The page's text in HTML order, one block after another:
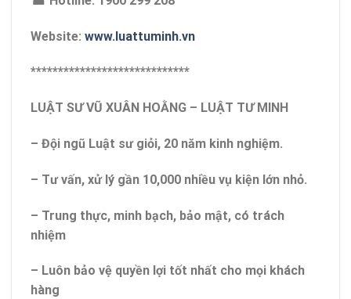
Website: www.luattuminh.vn
*****************************
LUẬT SƯ VŨ XUÂN HOẰNG – LUẬT TƯ MINH
– Đội ngũ Luật sư giỏi, 20 năm kinh nghiệm.
– Tư vấn, xử lý gần 10,000 nhiều vụ kiện lớn nhỏ.
– Trung thực, minh bạch, bảo mật, có trách
nhiệm
– Luôn bảo vệ quyền lợi tốt nhất cho mọi khách
hàng